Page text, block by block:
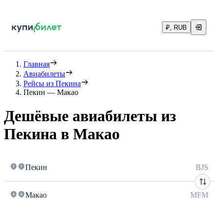
₽, RUB
Главная
Авиабилеты
Рейсы из Пекина
Пекин — Макао
Дешёвые авиабилеты из
Пекина в Макао
Пекин BJS
Макао MFM